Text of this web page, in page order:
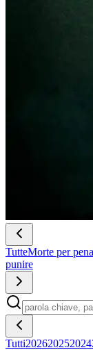
TutteMorte per pena
punire
Tutti202620252024